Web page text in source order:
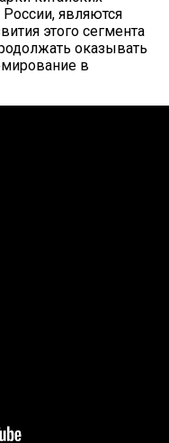
являются
этого сегмента
оказывать
в